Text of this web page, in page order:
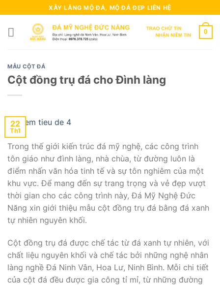
to
content
XÂY LĂNG MỘ ĐÁ, MỘ ĐÁ ĐẸP LIÊN HỆ
0
MẪU CỘT ĐÁ
Cột đồng trụ đá cho Đình làng
22
Th1
Trong thế giới kiến trúc đá mỹ nghệ, các công trình
tôn giáo như đình làng, nhà chùa, từ đường luôn là
điểm nhấn văn hóa tinh tế và sự tôn nghiêm của một
khu vực. Để mang đến sự trang trọng và vẻ đẹp vượt
thời gian cho các công trình này, Đá Mỹ Nghệ Đức
Năng xin giới thiệu mẫu cột đồng trụ đá bằng đá xanh
tự nhiên nguyên khối.
Cột đồng trụ đá được chế tác từ đá xanh tự nhiên, với
chất liệu nguyên khối và chế tác bởi những nghệ nhân
làng nghề Đá Ninh Vân, Hoa Lư, Ninh Bình. Mỗi chi tiết
của cột đá đều được gia công tỉ mỉ, từ những đường